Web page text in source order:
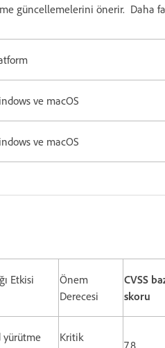
güncellemelerini önerir. Daha
ve macOS
ve macOS
Etkisi
Önem
Derecesi
CVSS
skoru
yürütme Kritik
7.8